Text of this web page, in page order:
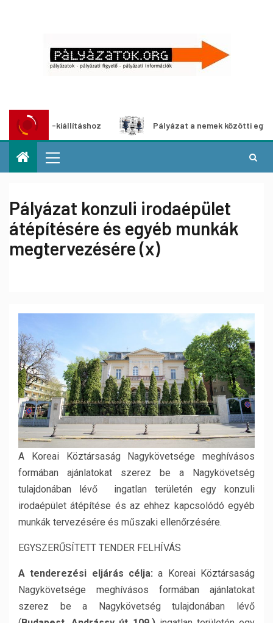
kiállításhoz Pályázat a nemek közötti egyenlőség
Pályázat konzuli irodaépület
átépítésére és egyéb munkák
megtervezésére (x)
A Koreai Köztársaság Nagykövetsége meghívásos
formában ajánlatokat szerez be a Nagykövetség
tulajdonában lévő ingatlan területén egy konzuli
irodaépület átépítése és az ehhez kapcsolódó egyéb
munkák tervezésére és műszaki ellenőrzésére.
EGYSZERŰSÍTETT TENDER FELHÍVÁS
A tenderezési eljárás célja:a Koreai Köztársaság
Nagykövetsége meghívásos formában ajánlatokat
szerez be a Nagykövetség tulajdonában lévő